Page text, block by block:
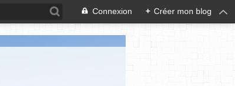
Connexion + Créer mon blog